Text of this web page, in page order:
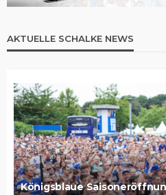
AKTUELLE SCHALKE NEWS
Königsblaue